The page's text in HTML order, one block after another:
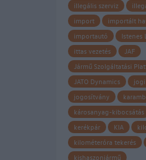
illegális szerviz
import
importált
importautó
Istenes
ittas vezetés
JAF
Jármű Szolgáltatási
JATO Dynamics
jogosítvány
károsanyag-kibocsátás
kerékpár
KIA
kilométeróra tekerés
kishaszonjármű